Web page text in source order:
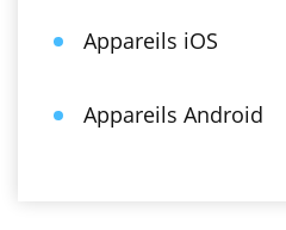
Appareils iOS
Appareils Android